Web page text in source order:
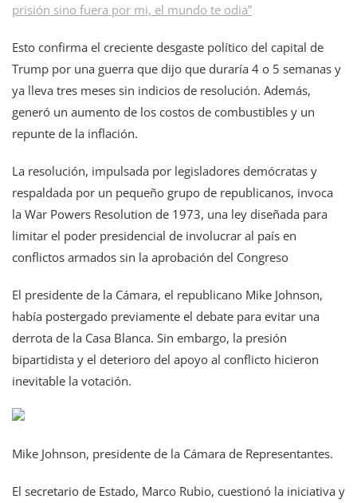
prisión sino fuera por mi, el mundo te odia”
Esto confirma el creciente desgaste político del capital de
Trump por una guerra que dijo que duraría 4 o 5 semanas y
ya lleva tres meses sin indicios de resolución. Además,
generó un aumento de los costos de combustibles y un
repunte de la inflación.
La resolución, impulsada por legisladores demócratas y
respaldada por un pequeño grupo de republicanos, invoca
la War Powers Resolution de 1973, una ley diseñada para
limitar el poder presidencial de involucrar al país en
conflictos armados sin la aprobación del Congreso
El presidente de la Cámara, el republicano Mike Johnson,
había postergado previamente el debate para evitar una
derrota de la Casa Blanca. Sin embargo, la presión
bipartidista y el deterioro del apoyo al conflicto hicieron
inevitable la votación.
Mike Johnson, presidente de la Cámara de Representantes.
El secretario de Estado, Marco Rubio, cuestionó la iniciativa y